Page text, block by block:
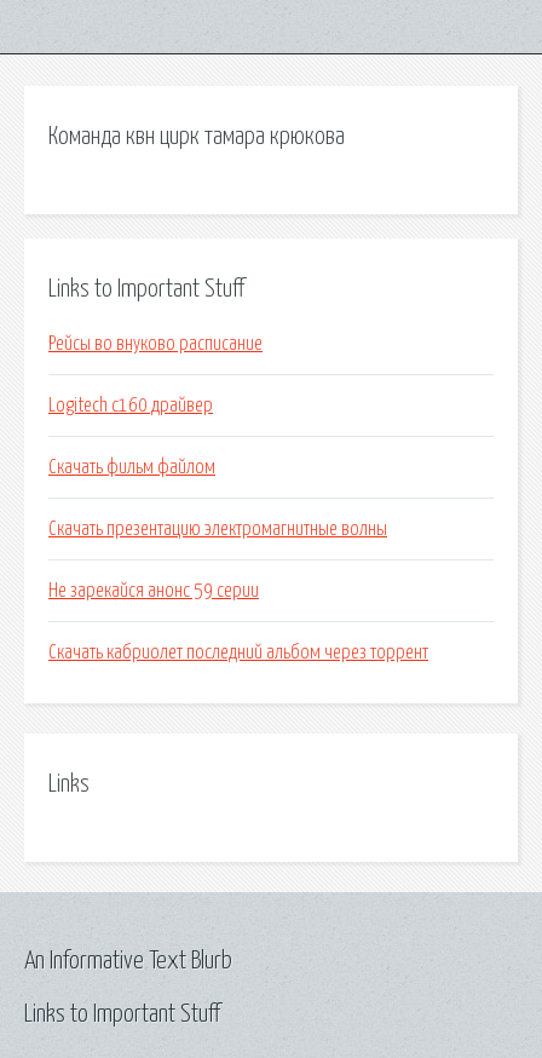
Команда квн цирк тамара крюкова
Links to Important Stuff
Рейсы во внуково расписание
Logitech c160 драйвер
Скачать фильм файлом
Скачать презентацию электромагнитные волны
Не зарекайся анонс 59 серии
Скачать кабриолет последний альбом через торрент
Links
Links to Important Stuff
An Informative Text Blurb